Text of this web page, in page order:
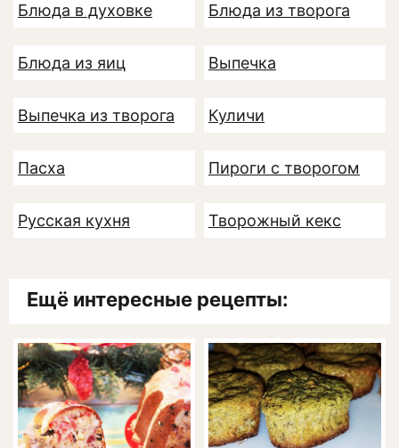
Блюда в духовке Блюда из творога
Блюда из яиц Выпечка
Выпечка из творога Куличи
Пасха Пироги с творогом
Русская кухня Творожный кекс
Ещё интересные рецепты: